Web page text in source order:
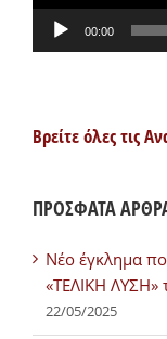
00:00
Βρείτε όλες τις
ΠΡΟΣΦΑΤΑ
Νέο έγκλημα
«ΤΕΛΙΚΗ ΛΥΣΗ»
22/05/2025